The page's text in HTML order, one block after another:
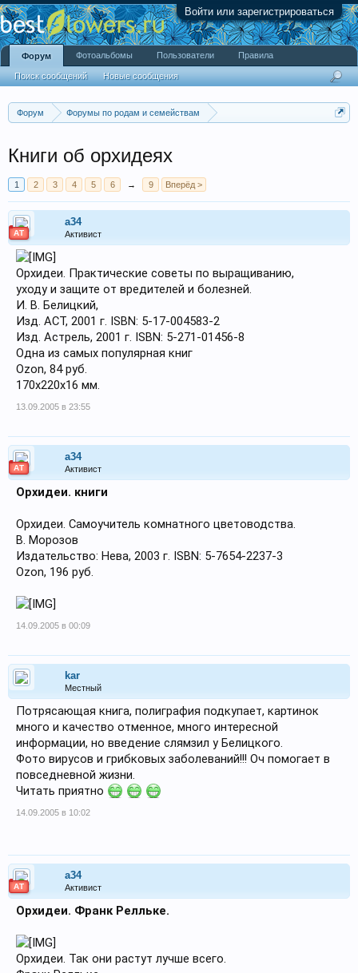
Войти или зарегистрироваться
Форум
Форумы по родам и семействам
Разговоры об орхидеях
Книги об орхидеях
1 2 3 4 5 6 → 9 Вперёд >
АТ
a34
Активист
Орхидеи. Практические советы по выращиванию,
уходу и защите от вредителей и болезней.
И. В. Белицкий,
Изд. АСТ, 2001 г. ISBN: 5-17-004583-2
Изд. Астрель, 2001 г. ISBN: 5-271-01456-8
Одна из самых популярная книг
Ozon, 84 руб.
170х220х16 мм.
13.09.2005 в 23:55
АТ
a34
Активист
Орхидеи. книги
Орхидеи. Самоучитель комнатного цветоводства.
В. Морозов
Издательство: Нева, 2003 г. ISBN: 5-7654-2237-3
Ozon, 196 руб.
14.09.2005 в 00:09
kar
Местный
Потрясающая книга, полиграфия подкупает, картинок
много и качество отменное, много интересной
информации, но введение слямзил у Белицкого.
Фото вирусов и грибковых заболеваний!!! Оч помогает в
повседневной жизни.
Читать приятно
14.09.2005 в 10:02
АТ
a34
Активист
Орхидеи. Франк Релльке.
Орхидеи. Так они растут лучше всего.
Форум
Поиск сообщений Новые сообщения
Фотоальбомы Пользователи Правила